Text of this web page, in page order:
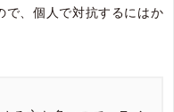
で、個人で対抗するにはか